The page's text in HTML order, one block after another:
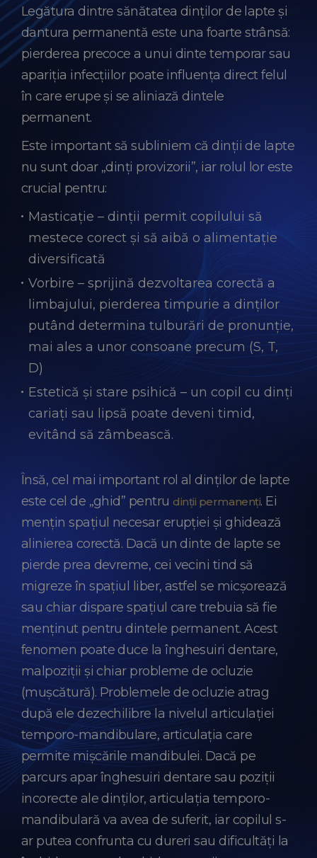
Legătura dintre sănătatea dinților de lapte și
dantura permanentă este una foarte strânsă:
pierderea precoce a unui dinte temporar sau
apariția infecțiilor poate influența direct felul
în care erupe și se aliniază dintele
permanent.
Este important să subliniem că dinții de lapte
nu sunt doar „dinți provizorii”, iar rolul lor este
crucial pentru:
Masticație – dinții permit copilului să
mestece corect și să aibă o alimentație
diversificată
Vorbire – sprijină dezvoltarea corectă a
limbajului, pierderea timpurie a dinților
putând determina tulburări de pronunție,
mai ales a unor consoane precum (S, T,
D)
Estetică și stare psihică – un copil cu dinți
cariați sau lipsă poate deveni timid,
evitând să zâmbească.
Însă, cel mai important rol al dinților de lapte
este cel de „ghid” pentru dinții permanenți. Ei
mențin spațiul necesar erupției și ghidează
alinierea corectă. Dacă un dinte de lapte se
pierde prea devreme, cei vecini tind să
migreze în spațiul liber, astfel se micșorează
sau chiar dispare spațiul care trebuia să fie
menținut pentru dintele permanent. Acest
fenomen poate duce la înghesuiri dentare,
malpoziții și chiar probleme de ocluzie
(mușcătură). Problemele de ocluzie atrag
după ele dezechilibre la nivelul articulației
temporo-mandibulare, articulația care
permite mișcările mandibulei. Dacă pe
parcurs apar înghesuiri dentare sau poziții
incorecte ale dinților, articulația temporo-
mandibulară va avea de suferit, iar copilul s-
ar putea confrunta cu dureri sau dificultăți la